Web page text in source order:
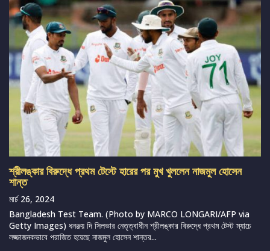
শ্রীলঙ্কার বিরুদ্ধে প্রথম টেস্টে হারের পর মুখ খুললেন নাজমুল হোসেন
শান্ত
মার্চ 26, 2024
Bangladesh Test Team. (Photo by MARCO LONGARI/AFP via
Getty Images) ধনঞ্জয় দি সিলভার নেতৃত্বাধীন শ্রীলঙ্কার বিরুদ্ধে প্রথম টেস্ট ম্যাচে
লজ্জাজনকভাবে পরাজিত হয়েছে নাজমুল হোসেন শান্তর...